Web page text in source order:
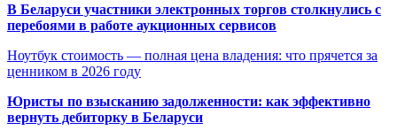
В Беларуси участники электронных торгов столкнулись с
перебоями в работе аукционных сервисов
Ноутбук стоимость — полная цена владения: что прячется за
ценником в 2026 году
Юристы по взысканию задолженности: как эффективно
вернуть дебиторку в Беларуси